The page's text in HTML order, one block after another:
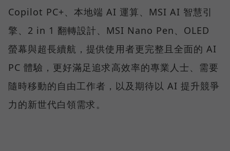
Copilot PC+、本地端 AI 運算、MSI AI 智慧引
擎、2 in 1 翻轉設計、MSI Nano Pen、OLED
螢幕與超長續航，提供使用者更完整且全面的 AI
PC 體驗，更好滿足追求高效率的專業人士、需要
隨時移動的自由工作者，以及期待以 AI 提升競爭
力的新世代白領需求。